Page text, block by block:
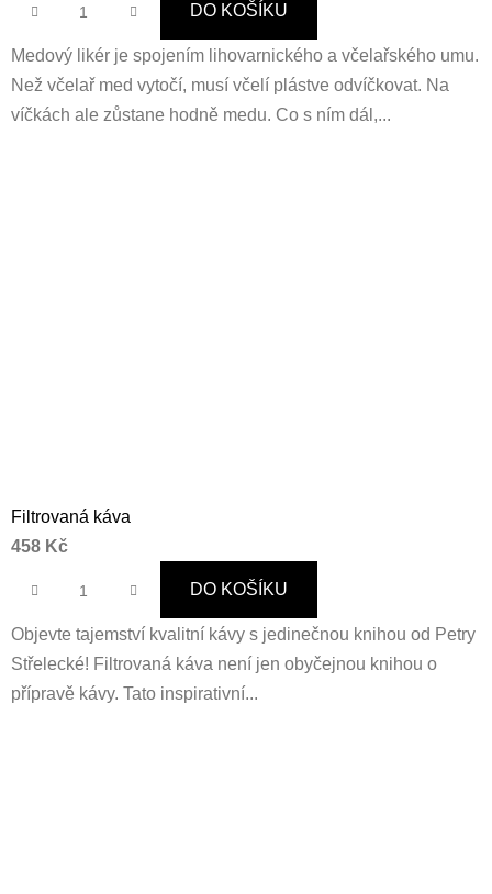
DO KOŠÍKU
Medový likér je spojením lihovarnického a včelařského umu.
Než včelař med vytočí, musí včelí plástve odvíčkovat. Na
víčkách ale zůstane hodně medu. Co s ním dál,...
Filtrovaná káva
458 Kč
DO KOŠÍKU
Objevte tajemství kvalitní kávy s jedinečnou knihou od Petry
Střelecké! Filtrovaná káva není jen obyčejnou knihou o
přípravě kávy. Tato inspirativní...